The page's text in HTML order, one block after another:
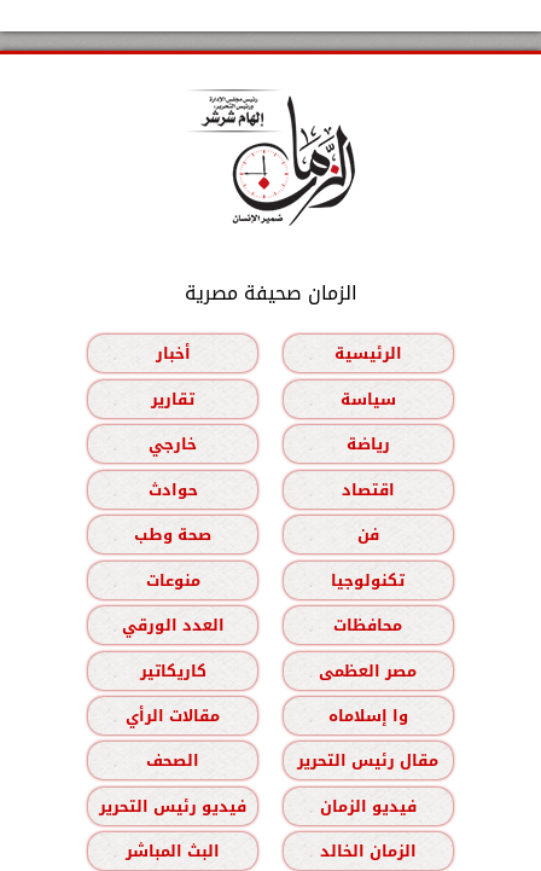
الزمان صحيفة مصرية
الرئيسية
أخبار
سياسة
تقارير
رياضة
خارجي
اقتصاد
حوادث
فن
صحة وطب
تكنولوجيا
منوعات
محافظات
العدد الورقي
مصر العظمى
كاريكاتير
وا إسلاماه
مقالات الرأي
مقال رئيس التحرير
الصحف
فيديو الزمان
فيديو رئيس التحرير
الزمان الخالد
البث المباشر